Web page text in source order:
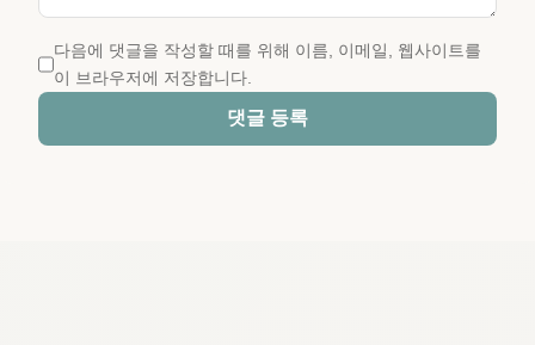
다음에 댓글을 작성할 때를 위해 이름, 이메일, 웹사이트를
이 브라우저에 저장합니다.
댓글 등록